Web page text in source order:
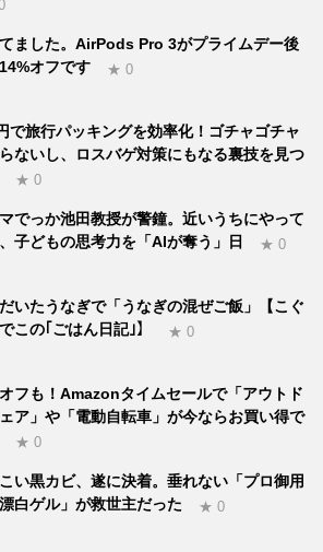
ました。AirPods Pro 3がプライムデー後
オフです
★ 0
で旅行パッキングを効率化！ゴチャゴチャ
ないし、ロスバゲ対策にもなる裏技を見つ
★ 0
でっか池田教授が警鐘。近いうちにやって
子どもの思考力を「AIが奪う」日
★ 0
いたうなぎで「うなぎの混ぜご飯」【こぐ
この｢ごはん日記｣】
★ 0
フも！Amazonタイムセールで「アウトド
ア」や「電動自転車」が今ならお買い得で
★ 0
い黒カビ、遂に決着。垂れない「プロ御用
白ゲル」が救世主だった
★ 0